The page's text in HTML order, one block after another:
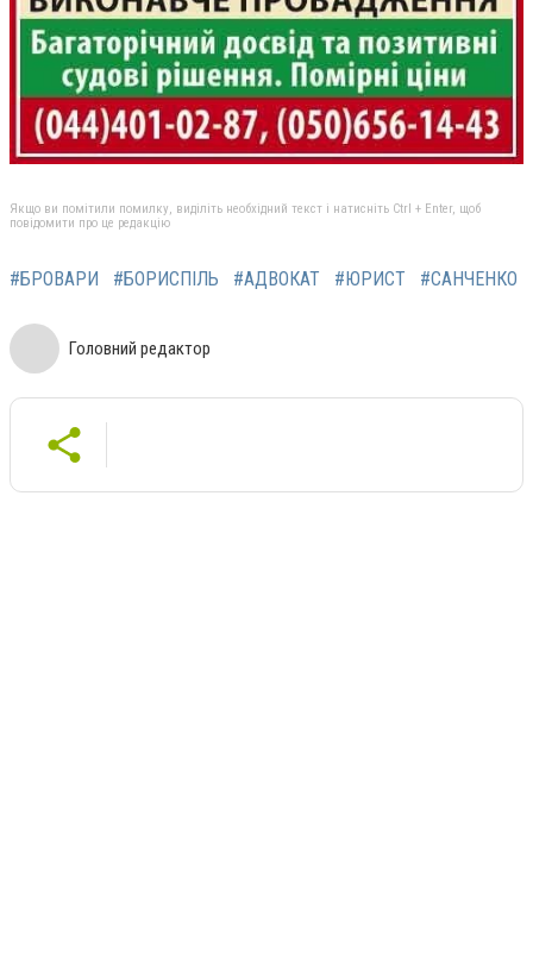
Якщо ви помітили помилку, виділіть необхідний текст і натисніть Ctrl + Enter, щоб
повідомити про це редакцію
#БРОВАРИ #БОРИСПІЛЬ #АДВОКАТ #ЮРИСТ #САНЧЕНКО
Головний редактор